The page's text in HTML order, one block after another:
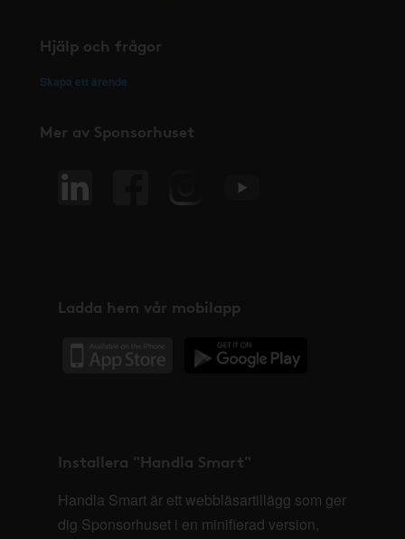
Hjälp och frågor
Skapa ett ärende
Mer av Sponsorhuset
Ladda hem vår mobilapp
Installera "Handla Smart"
Handla Smart är ett webbläsartillägg som ger
dig Sponsorhuset i en minifierad version,